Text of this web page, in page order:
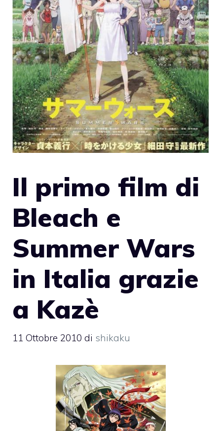
Il primo film di
Bleach e
Summer Wars
in Italia grazie
a Kazè
11 Ottobre 2010 di shikaku